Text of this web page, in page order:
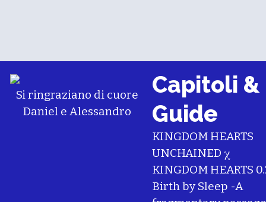
Si ringraziano di cuore
Daniel e Alessandro
Capitoli &
Guide
KINGDOM HEARTS
UNCHAINED χ
KINGDOM HEARTS
Birth by Sleep -A